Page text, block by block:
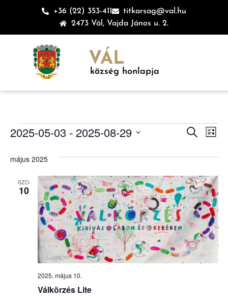
+36 (22) 353-411
titkarsag@val.hu
2473 Vál, Vajda János u. 2.
VÁL
község honlapja
és
nézet
Keresett
Lista
2025-05-03 - 2025-08-29
május 2025
SZO
10
Válkörzés Lite
2025. május 10.